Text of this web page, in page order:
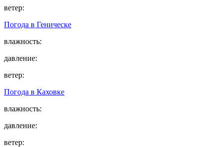
ветер:
Погода в Геническе
влажность:
давление:
ветер:
Погода в Каховке
влажность:
давление:
ветер: